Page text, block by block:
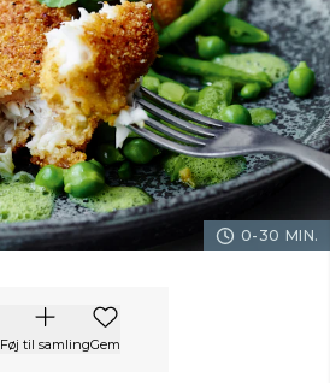
0-30 MIN.
Føj til samlingGem